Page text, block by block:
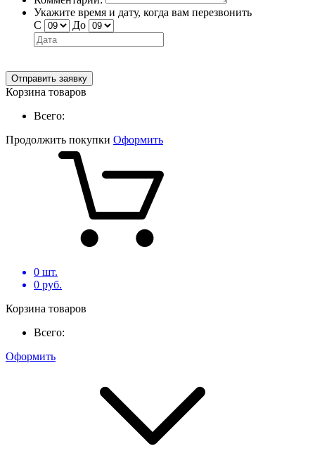
Укажите время и дату, когда вам перезвонить
С
До
Отправить заявку
Корзина товаров
Всего:
Продолжить покупки Оформить
0 шт.
0 руб.
Корзина товаров
Всего:
Оформить